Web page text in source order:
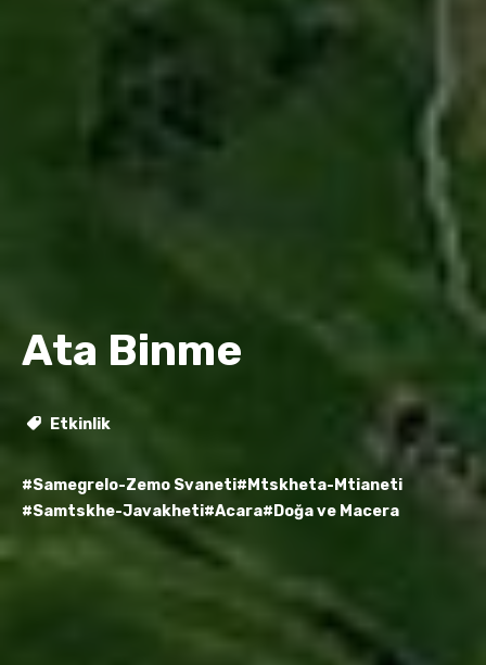
Ata Binme
Etkinlik
#Samegrelo-Zemo Svaneti#Mtskheta-Mtianeti
#Samtskhe-Javakheti#Acara#Doğa ve Macera